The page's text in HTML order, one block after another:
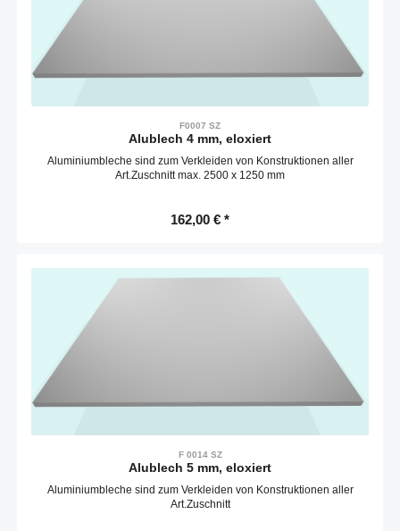
F0007 SZ
Alublech 4 mm, eloxiert
Aluminiumbleche sind zum Verkleiden von Konstruktionen aller
Art.Zuschnitt max. 2500 x 1250 mm
162,00 € *
F 0014 SZ
Alublech 5 mm, eloxiert
Aluminiumbleche sind zum Verkleiden von Konstruktionen aller
Art.Zuschnitt